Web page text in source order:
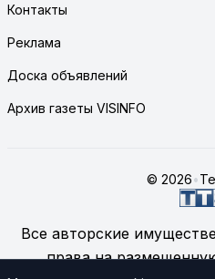
Контакты
Реклама
Доска объявлений
Архив газеты VISINFO
© 2026•
Все авторские
права на